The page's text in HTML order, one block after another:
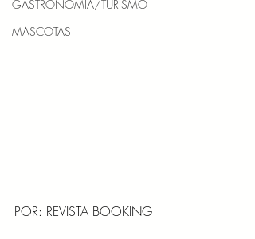
GASTRONOMÍA/TURISMO
MASCOTAS
POR: REVISTA BOOKING